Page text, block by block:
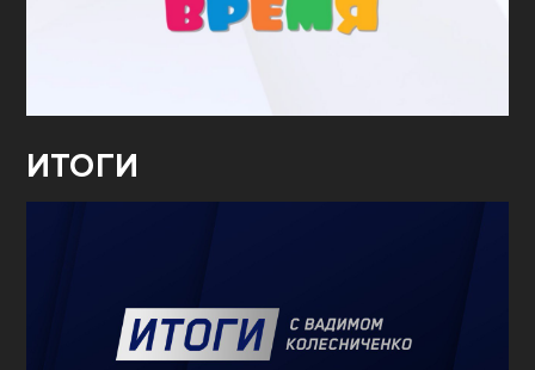
ИТОГИ